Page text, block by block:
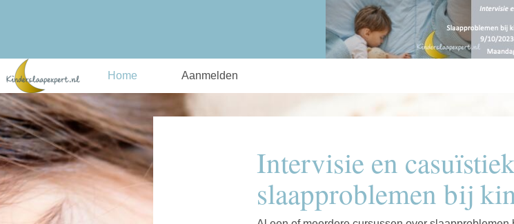
Home Aanmelden
Intervisie en
slaapproblemen bij